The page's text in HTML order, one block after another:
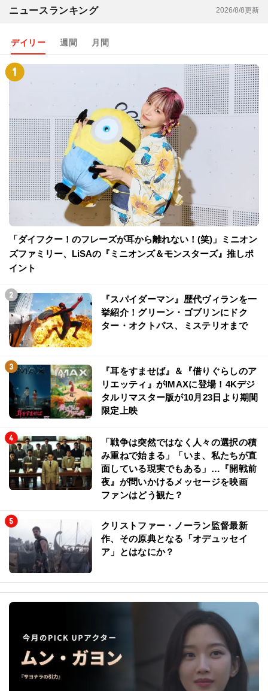
ニュースランキング 2026/8/8更新
デイリー 週間 月間
「ダイフクー！のフレーズが耳から離れない！(笑)」ミニオン
ズファミリー、LiSAの『ミニオンズ＆モンスターズ』推しポ
イント
『スパイダーマン』歴代ヴィランを一
挙紹介！グリーン・ゴブリンにドク
ター・オクトパス、ミステリオまで
『耳をすませば』＆『借りぐらしのア
リエッティ』がIMAXに登場！4Kデジ
タルリマスター版が10月23日より期間
限定上映
「戦争は突然ではなく人々の選択の積
み重ねで始まる」「いま、私たちが直
面している現実でもある」…『開戦前
夜』が問いかけるメッセージを映画
ファンはどう観た？
クリストファー・ノーラン監督最新
作、その原典となる「オデュッセイ
ア」とはなにか？